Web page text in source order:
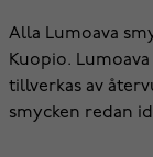
Alla Lumoava
Kuopio.
tillverkas av
smycken redan